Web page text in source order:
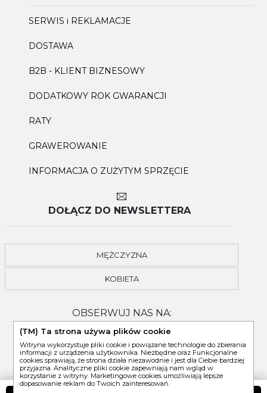
SERWIS i REKLAMACJE
DOSTAWA
B2B - KLIENT BIZNESOWY
DODATKOWY ROK GWARANCJI
RATY
GRAWEROWANIE
INFORMACJA O ZUŻYTYM SPRZĘCIE
DOŁĄCZ DO NEWSLETTERA
MĘŻCZYZNA
KOBIETA
OBSERWUJ NAS NA:
(TM) Ta strona używa plików cookie
Witryna wykorzystuje pliki cookie i powiązane technologie do zbierania
informacji z urządzenia użytkownika. Niezbędne oraz Funkcjonalne
cookies sprawiają, że strona działa niezawodnie i jest dla Ciebie bardziej
przyjazna. Analityczne pliki cookie zapewniają nam wgląd w
korzystanie z witryny. Marketingowe cookies umożliwiają lepsze
dopasowanie reklam do Twoich zainteresowań.